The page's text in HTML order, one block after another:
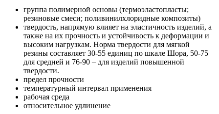
группа полимерной основы (термоэластопласты;
резиновые смеси; поливинилхлоридные композиты)
твердость, напрямую влияет на эластичность изделий, а
также на их прочность и устойчивость к деформации и
высоким нагрузкам. Норма твердости для мягкой
резины составляет 30-55 единиц по шкале Шора, 50-75
для средней и 76-90 – для изделий повышенной
твердости.
предел прочности
температурный интервал применения
рабочая среда
относительное удлинение